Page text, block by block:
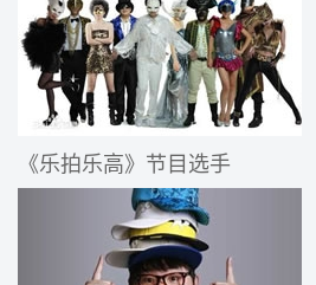
《乐拍乐高》节目选手